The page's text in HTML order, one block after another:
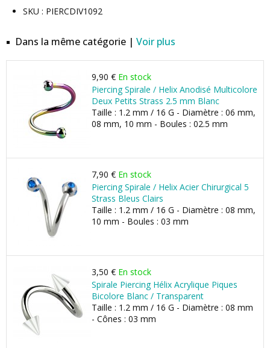
SKU : PIERCDIV1092
Dans la même catégorie | Voir plus
9,90 € En stock
Piercing Spirale / Helix Anodisé Multicolore
Deux Petits Strass 2.5 mm Blanc
Taille : 1.2 mm / 16 G - Diamètre : 06 mm,
08 mm, 10 mm - Boules : 02.5 mm
7,90 € En stock
Piercing Spirale / Helix Acier Chirurgical 5
Strass Bleus Clairs
Taille : 1.2 mm / 16 G - Diamètre : 08 mm,
10 mm - Boules : 03 mm
3,50 € En stock
Spirale Piercing Hélix Acrylique Piques
Bicolore Blanc / Transparent
Taille : 1.2 mm / 16 G - Diamètre : 08 mm
- Cônes : 03 mm